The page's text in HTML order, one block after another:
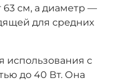
63 см, а диаметр —
для средних
использования с
до 40 Вт. Она